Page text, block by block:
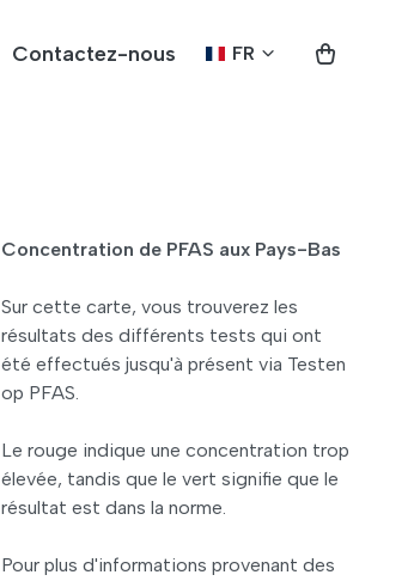
Contactez-nous FR
Concentration de PFAS aux Pays-Bas
Sur cette carte, vous trouverez les
résultats des différents tests qui ont
été effectués jusqu'à présent via Testen
op PFAS.
Le rouge indique une concentration trop
élevée, tandis que le vert signifie que le
résultat est dans la norme.
Pour plus d'informations provenant des